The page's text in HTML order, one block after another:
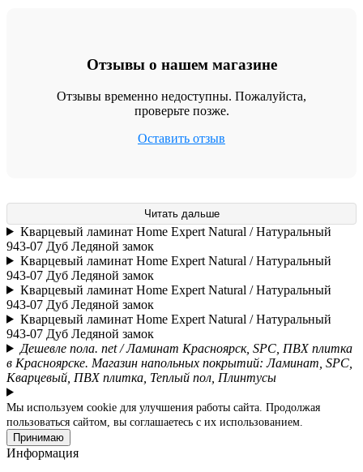
Отзывы о нашем магазине
Отзывы временно недоступны. Пожалуйста,
проверьте позже.
Оставить отзыв
Читать дальше
Кварцевый ламинат Home Expert Natural / Натуральный
943-07 Дуб Ледяной замок
Кварцевый ламинат Home Expert Natural / Натуральный
943-07 Дуб Ледяной замок
Кварцевый ламинат Home Expert Natural / Натуральный
943-07 Дуб Ледяной замок
Кварцевый ламинат Home Expert Natural / Натуральный
943-07 Дуб Ледяной замок
Дешевле пола. net / Ламинат Красноярск, SPC, ПВХ плитка
в Красноярске. Магазин напольных покрытий: Ламинат, SPC,
Кварцевый, ПВХ плитка, Теплый пол, Плинтусы
Мы используем cookie для улучшения работы сайта. Продолжая
пользоваться сайтом, вы соглашаетесь с их использованием.
Принимаю
Информация